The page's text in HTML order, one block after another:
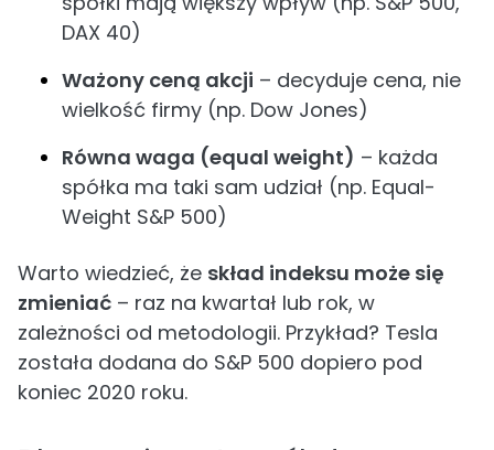
DAX 40)
Ważony ceną akcji – decyduje cena, nie
wielkość firmy (np. Dow Jones)
Równa waga (equal weight) – każda
spółka ma taki sam udział (np. Equal-
Weight S&P 500)
Warto wiedzieć, że skład indeksu może się
zmieniać – raz na kwartał lub rok, w
zależności od metodologii. Przykład? Tesla
została dodana do S&P 500 dopiero pod
koniec 2020 roku.